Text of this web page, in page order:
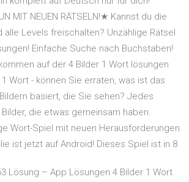
MIT NEUEN RÄTSELN!★ Kannst du die
Levels freischalten? Unzählige Rätsel
Einfache Suche nach Buchstaben!
auf der 4 Bilder 1 Wort lösungen
Wort - können Sie erraten, was ist das
basiert, die Sie sehen? Jedes
die etwas gemeinsam haben.
Wort-Spiel mit neuen Herausforderungen
ist jetzt auf Android! Dieses Spiel ist in 8
Lösung – App Lösungen 4 Bilder 1 Wort